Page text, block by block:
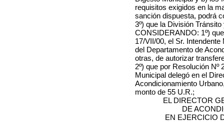
requisitos exigidos en la
sanción dispuesta, podrá
3º) que la División
CONSIDERANDO: 1º)
17/VII/00, el Sr.
del Departamento de
otras, de autorizar
2º) que por Resolución Nº
Municipal delegó en el
Acondicionamiento
monto de 55 U.R.;
EL DIRECTOR
DE
EN EJERCICIO